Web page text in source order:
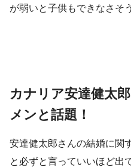
が弱いと子供もできなさそ
カナリア安達健太
メンと話題！
安達健太郎さんの結婚に関
と必ずと言っていいほど出